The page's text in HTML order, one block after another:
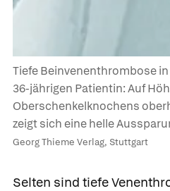
Tiefe Beinvenenthrombose
36-jährigen Patientin: Auf
Oberschenkelknochens
zeigt sich eine helle
Georg Thieme Verlag, Stuttgart
Selten sind tiefe